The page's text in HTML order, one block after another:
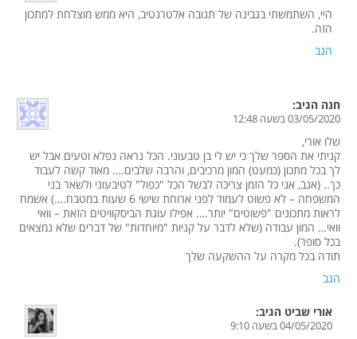
היי, השתמשתי בגבינה של תנובה אלטרנטיב, היא ממש מוצלחת למתכון
הזה.
הגב
חנה הגיב:
03/05/2020 בשעה 12:48
שלו אורי,
קניתי את הספר שלך כי יש לי בן טבעוני. הכל נראה נפלא וטעים אבל יש
לך בכל מתכון (כמעט) המון מרכיבים, והרבה שלבים…. מאוד קשה לעבוד
כך.. (אגב, אני כל הזמן צריכה לבשל הכל "כפול" לטיבעוני ולשאר בני
המשפחה – לא פשוט לעמוד לפני ארוחת שישי 6 שעות במטבח….) אשמח
לראות מתכונים "פשוטים" יותר…. אפילו עוגת הביסקוויטים הזאת – וואי
וואי… המון עבודה (שלא לדבר על קניות "מיוחדות" של דברים שלא נמצאים
בכל סופר).
תודה בכל מקרה על ההשקעה שלך
הגב
אורי שביט הגיב:
04/05/2020 בשעה 9:10